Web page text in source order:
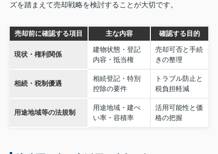
ズを踏まえて売却戦略を検討することが大切です。
売却前に確認する項目 主な内容 確認する目的
現状・権利関係
建物状態・登記
内容・抵当権
売却可否と手続
きの整理
相続・税制優遇
相続登記・特別
控除の要件
トラブル防止と
税負担軽減
用途地域等の法規制
用途地域・建ぺ
い率・容積率
活用可能性と価
格の把握